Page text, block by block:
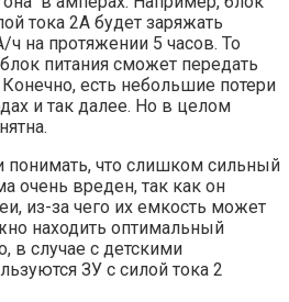
тока 2А будет заряжать
на протяжении 5 часов. То
питания сможет передать
есть небольшие потери
и так далее. Но в целом
понимать, что слишком сильный
очень вреден, так как он
из-за чего их емкость может
находить оптимальный
в случае с детскими
ЗУ с силой тока 2